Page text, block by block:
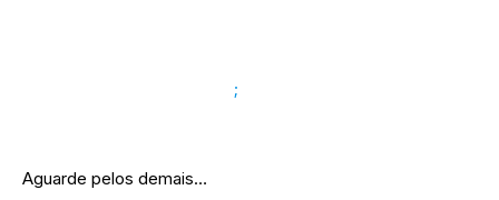
;
Aguarde pelos demais…